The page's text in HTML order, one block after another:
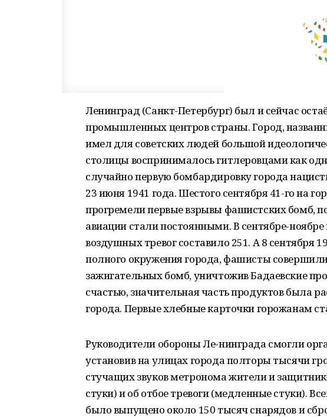
Ленинград (Санкт-Петербург) был и сейчас
промышленных центров страны. Город,
имел для советских людей большой
столицы воспринималось гитлеровцами как
случайно первую бомбардировку города
23 июня 1941 года. Шестого сентября 41-го на
прогремели первые взрывы фашистских бомб,
авиации стали постоянными. В сентябре-
воздушных тревог составило 251. А 8 сентября
полного окружения города, фашисты
зажигательных бомб, уничтожив Бадаевские
счастью, значительная часть продуктов была
города. Первые хлебные карточки горожанам
Руководители обороны Ле-нинграда смогли
установив на улицах города полторы тысячи
стучащих звуков метронома жители и
стуки) и об отбое тревоги (медленные стуки).
было выпущено около 150 тысяч снарядов и